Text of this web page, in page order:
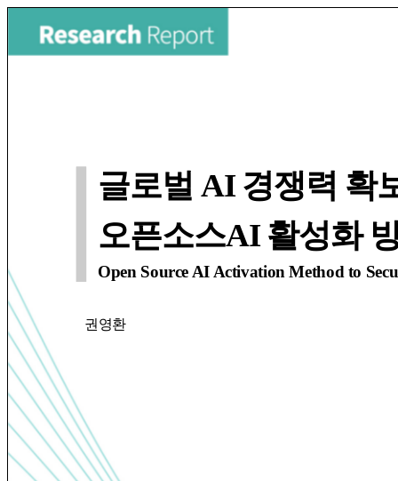
글로벌 AI 경쟁력 확
오픈소스AI 활성화
Open Source AI Activation Method to
권영환